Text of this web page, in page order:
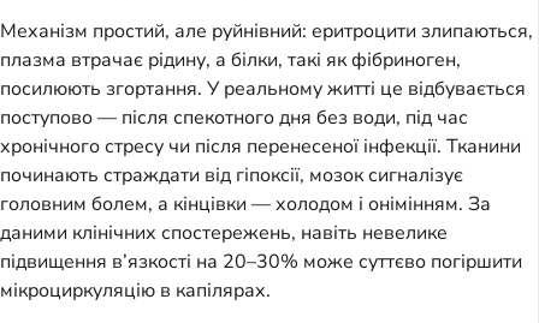
Механізм простий, але руйнівний: еритроцити злипаються,
плазма втрачає рідину, а білки, такі як фібриноген,
посилюють згортання. У реальному житті це відбувається
поступово — після спекотного дня без води, під час
хронічного стресу чи після перенесеної інфекції. Тканини
починають страждати від гіпоксії, мозок сигналізує
головним болем, а кінцівки — холодом і онімінням. За
даними клінічних спостережень, навіть невелике
підвищення в’язкості на 20–30% може суттєво погіршити
мікроциркуляцію в капілярах.